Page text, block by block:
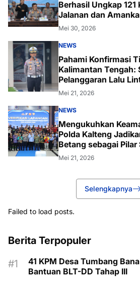
Berhasil Ungkap 121
Jalanan dan
Mei 30, 2026
NEWS
Pahami Konfirmasi
Kalimantan Tengah:
Pelanggaran Lalu
Mei 21, 2026
NEWS
Mengukuhkan
Polda Kalteng
Betang sebagai
Mei 21, 2026
Selengkapnya
Failed to load posts.
Berita Terpopuler
41 KPM Desa Tumbang
Bantuan BLT-DD Tahap III